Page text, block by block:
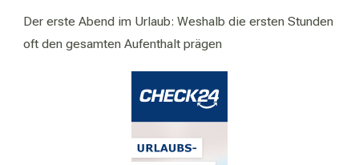
Der erste Abend im Urlaub: Weshalb die ersten Stunden
oft den gesamten Aufenthalt prägen